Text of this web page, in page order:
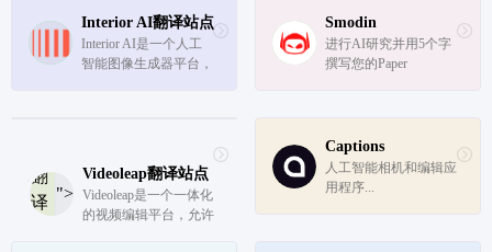
Interior AI翻译站点
Interior AI是一个人工
智能图像生成器平台，
它是日益增长的人工智
能图像生成器生态系统
的一部分...
Smodin
进行AI研究并用5个字
撰写您的Paper
翻
译 ">
Videoleap翻译站点
Videoleap是一个一体化
的视频编辑平台，允许
Captions
人工智能相机和编辑应
用程序...